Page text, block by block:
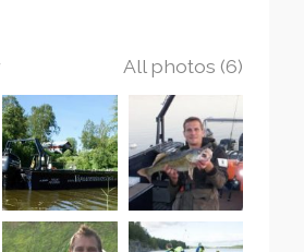
All photos (6)